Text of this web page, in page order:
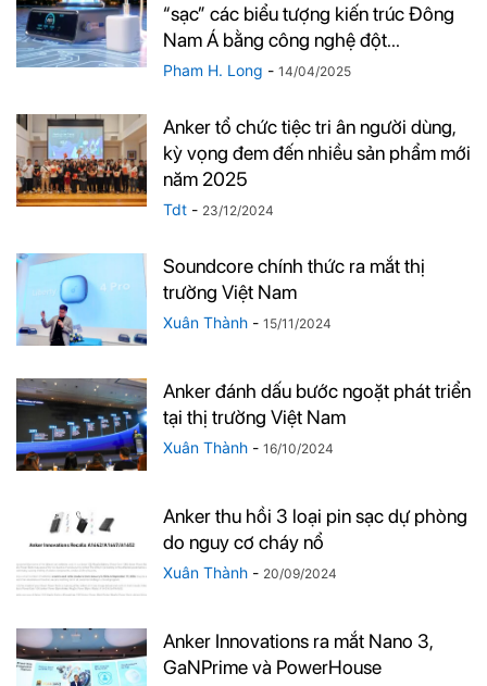
“sạc” các biểu tượng kiến trúc Đông
Nam Á bằng công nghệ đột...
Pham H. Long - 14/04/2025
Anker tổ chức tiệc tri ân người dùng,
kỳ vọng đem đến nhiều sản phẩm mới
năm 2025
Tdt - 23/12/2024
Soundcore chính thức ra mắt thị
trường Việt Nam
Xuân Thành - 15/11/2024
Anker đánh dấu bước ngoặt phát triển
tại thị trường Việt Nam
Xuân Thành - 16/10/2024
Anker thu hồi 3 loại pin sạc dự phòng
do nguy cơ cháy nổ
Xuân Thành - 20/09/2024
Anker Innovations ra mắt Nano 3,
GaNPrime và PowerHouse